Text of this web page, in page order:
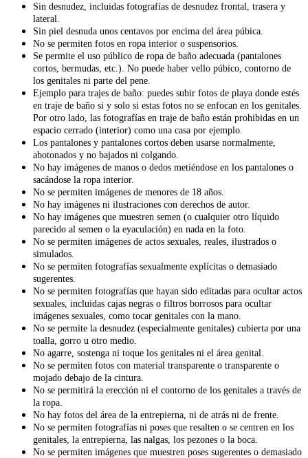
Sin desnudez, incluidas fotografías de desnudez frontal, trasera y
lateral.
Sin piel desnuda unos centavos por encima del área púbica.
No se permiten fotos en ropa interior o suspensorios.
Se permite el uso público de ropa de baño adecuada (pantalones
cortos, bermudas, etc.). No puede haber vello púbico, contorno de
los genitales ni parte del pene.
Ejemplo para trajes de baño: puedes subir fotos de playa donde estés
en traje de baño si y solo si estas fotos no se enfocan en los genitales.
Por otro lado, las fotografías en traje de baño están prohibidas en un
espacio cerrado (interior) como una casa por ejemplo.
Los pantalones y pantalones cortos deben usarse normalmente,
abotonados y no bajados ni colgando.
No hay imágenes de manos o dedos metiéndose en los pantalones o
sacándose la ropa interior.
No se permiten imágenes de menores de 18 años.
No hay imágenes ni ilustraciones con derechos de autor.
No hay imágenes que muestren semen (o cualquier otro líquido
parecido al semen o la eyaculación) en nada en la foto.
No se permiten imágenes de actos sexuales, reales, ilustrados o
simulados.
No se permiten fotografías sexualmente explícitas o demasiado
sugerentes.
No se permiten fotografías que hayan sido editadas para ocultar actos
sexuales, incluidas cajas negras o filtros borrosos para ocultar
imágenes sexuales, como tocar genitales con la mano.
No se permite la desnudez (especialmente genitales) cubierta por una
toalla, gorro u otro medio.
No agarre, sostenga ni toque los genitales ni el área genital.
No se permiten fotos con material transparente o transparente o
mojado debajo de la cintura.
No se permitirá la erección ni el contorno de los genitales a través de
la ropa.
No hay fotos del área de la entrepierna, ni de atrás ni de frente.
No se permiten fotografías ni poses que resalten o se centren en los
genitales, la entrepierna, las nalgas, los pezones o la boca.
No se permiten imágenes que muestren poses sugerentes o demasiado